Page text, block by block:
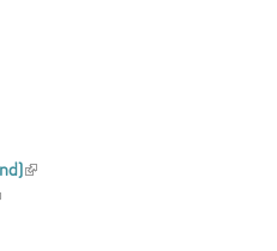
sends e-mail)
external)
(link is
is external)